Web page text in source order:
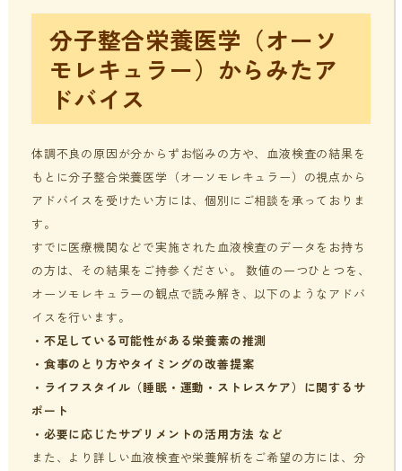
分子整合栄養医学（オーソ
モレキュラー）からみたア
ドバイス
体調不良の原因が分からずお悩みの方や、血液検査の結果を
もとに分子整合栄養医学（オーソモレキュラー）の視点から
アドバイスを受けたい方には、個別にご相談を承っておりま
す。
すでに医療機関などで実施された血液検査のデータをお持ち
の方は、その結果をご持参ください。 数値の一つひとつを、
オーソモレキュラーの観点で読み解き、以下のようなアドバ
イスを行います。
・不足している可能性がある栄養素の推測
・食事のとり方やタイミングの改善提案
・ライフスタイル（睡眠・運動・ストレスケア）に関するサ
ポート
・必要に応じたサプリメントの活用方法 など
また、より詳しい血液検査や栄養解析をご希望の方には、分